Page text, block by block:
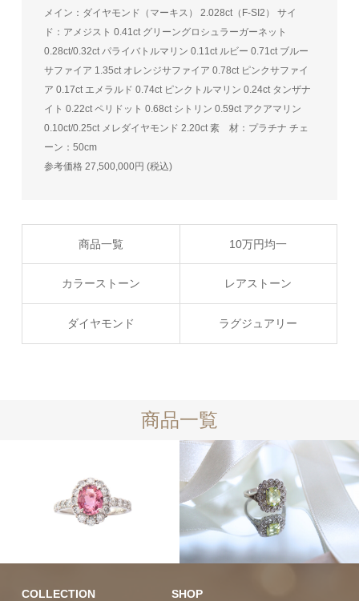
メイン：ダイヤモンド（マーキス） 2.028ct（F-SI2） サイ
ド：アメジスト 0.41ct グリーングロシュラーガーネット
0.28ct/0.32ct パライバトルマリン 0.11ct ルビー 0.71ct ブルー
サファイア 1.35ct オレンジサファイア 0.78ct ピンクサファイ
ア 0.17ct エメラルド 0.74ct ピンクトルマリン 0.24ct タンザナ
イト 0.22ct ペリドット 0.68ct シトリン 0.59ct アクアマリン
0.10ct/0.25ct メレダイヤモンド 2.20ct 素 材：プラチナ チェ
ーン：50cm
参考価格 27,500,000円 (税込)
商品一覧 10万円均一
カラーストーン レアストーン
ダイヤモンド ラグジュアリー
商品一覧
カラーストーン カラーストーン ラグジュ
COLLECTION SHOP